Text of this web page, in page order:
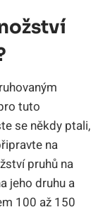
tuto
se někdy ptali,
na
pruhů na
jeho druhu a
100 až 150